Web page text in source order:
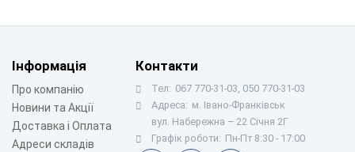
Інформація
Про компанію
Новини та Акції
Доставка і Оплата
Адреси складів
Контакти
Тел: 067 770-31-03, 050 770-31-03
Адреса: м. Івано-Франківськ
вул. Набережна – 22 Січня 2Г
Графік роботи: Пн-Пт 8:30 - 17:00